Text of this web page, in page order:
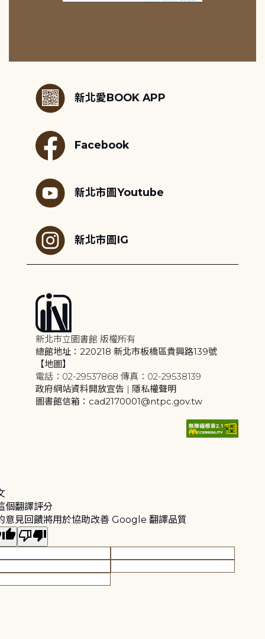
新北愛BOOK APP
Facebook
新北市圖Youtube
新北市圖IG
新北市立圖書館 版權所有
總館地址：220218 新北市板橋區貴興路139號
【地圖】
電話：02-29537868 傳真：02-29538139
政府網站資料開放宣告 | 隱私權聲明
圖書館信箱：cad2170001@ntpc.gov.tw
個翻譯評分
意見回饋將用於協助改善 Google 翻譯品質